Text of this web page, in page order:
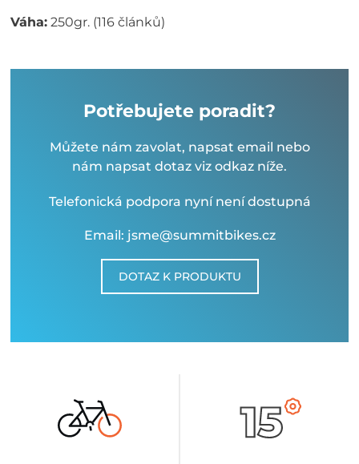
Váha: 250gr. (116 článků)
Potřebujete poradit?
Můžete nám zavolat, napsat email nebo
nám napsat dotaz viz odkaz níže.
Telefonická podpora nyní není dostupná
Email: jsme@summitbikes.cz
DOTAZ K PRODUKTU